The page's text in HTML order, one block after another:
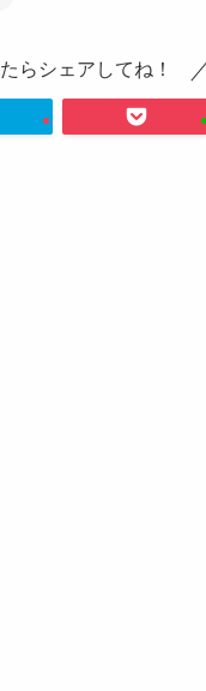
らシェアしてね！